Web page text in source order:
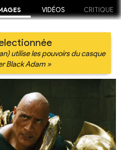
VIDÉOS CRITIQUE
utilise les pouvoirs du casque
Black Adam »